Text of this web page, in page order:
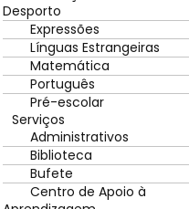
Desporto
Expressões
Línguas Estrangeiras
Matemática
Português
Pré-escolar
Serviços
Administrativos
Biblioteca
Bufete
Centro de Apoio à